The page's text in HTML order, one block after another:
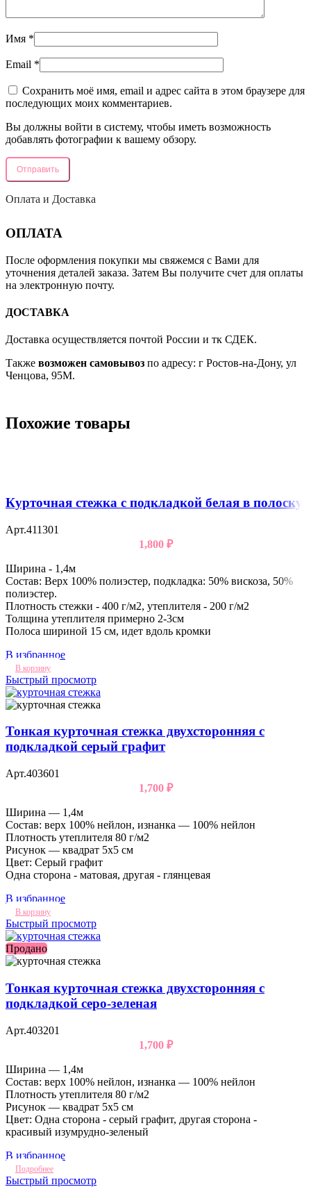
Имя *
Email *
Сохранить моё имя, email и адрес сайта в этом браузере для
последующих моих комментариев.
Вы должны войти в систему, чтобы иметь возможность
добавлять фотографии к вашему обзору.
Оплата и Доставка
ОПЛАТА
После оформления покупки мы свяжемся с Вами для
уточнения деталей заказа. Затем Вы получите счет для оплаты
на электронную почту.
ДОСТАВКА
Доставка осуществляется почтой России и тк СДЕК.
Также возможен самовывоз по адресу: г Ростов-на-Дону, ул
Ченцова, 95М.
Похожие товары
Курточная стежка с подкладкой белая в полоску
Арт.411301
1,800 ₽
Ширина - 1,4м
Состав: Верх 100% полиэстер, подкладка: 50% вискоза, 50%
полиэстер.
Плотность стежки - 400 г/м2, утеплителя - 200 г/м2
Толщина утеплителя примерно 2-3см
Полоса шириной 15 см, идет вдоль кромки
В избранное
В корзину
Быстрый просмотр
Тонкая курточная стежка двухсторонняя с
подкладкой серый графит
Арт.403601
1,700 ₽
Ширина — 1,4м
Состав: верх 100% нейлон, изнанка — 100% нейлон
Плотность утеплителя 80 г/м2
Рисунок — квадрат 5х5 см
Цвет: Серый графит
Одна сторона - матовая, другая - глянцевая
В избранное
В корзину
Быстрый просмотр
Продано
Тонкая курточная стежка двухсторонняя с
подкладкой серо-зеленая
Арт.403201
1,700 ₽
Ширина — 1,4м
Состав: верх 100% нейлон, изнанка — 100% нейлон
Плотность утеплителя 80 г/м2
Рисунок — квадрат 5х5 см
Цвет: Одна сторона - серый графит, другая сторона -
красивый изумрудно-зеленый
В избранное
Подробнее
Быстрый просмотр